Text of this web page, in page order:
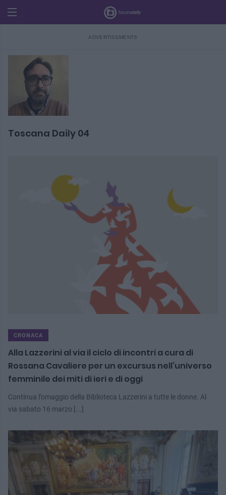
Toscana Daily 04
CRONACA
Alla Lazzerini al via il ciclo di incontri a cura di
Rossana Cavaliere per un excursus nell’universo
femminile dei miti di ieri e di oggi
Continua l’omaggio della Biblioteca Lazzerini a tutte le donne. Al
via sabato 16 marzo [...]